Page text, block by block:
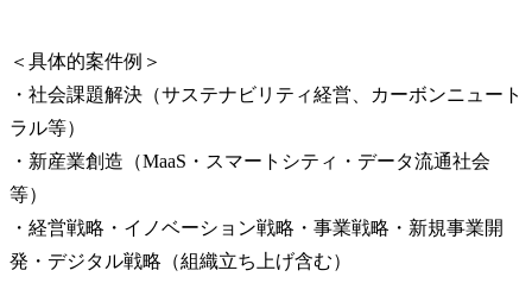
＜具体的案件例＞
・社会課題解決（サステナビリティ経営、カーボンニュート
ラル等）
・新産業創造（MaaS・スマートシティ・データ流通社会
等）
・経営戦略・イノベーション戦略・事業戦略・新規事業開
発・デジタル戦略（組織立ち上げ含む）